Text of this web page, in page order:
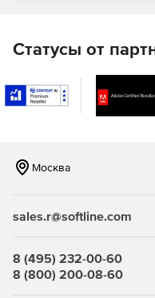
Предотвращение
ресурсов от
внутренних/
пакетов данных.
поддержка
полосу
производительности.
Статусы от
Москва
sales.r@softline.com
8 (495) 232-00-60
8 (800) 200-08-60